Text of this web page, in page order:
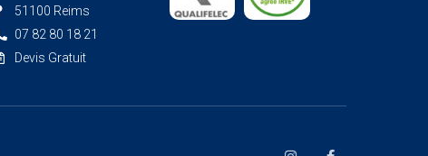
51100 Reims
07 82 80 18 21
Devis Gratuit